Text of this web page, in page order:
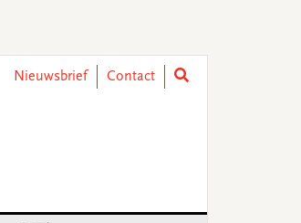
Nieuwsbrief
Contact